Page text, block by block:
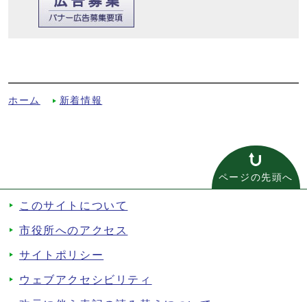
ホーム 新着情報
ページの先頭へ
このサイトについて
市役所へのアクセス
サイトポリシー
ウェブアクセシビリティ